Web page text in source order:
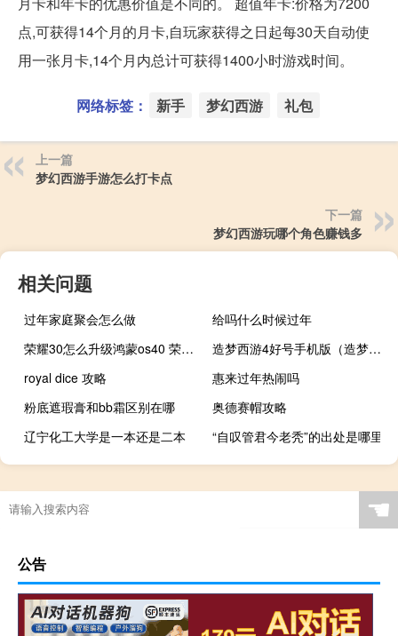
点,可获得14个月的月卡,自玩家获得之日起每30天自动使
用一张月卡,14个月内总计可获得1400小时游戏时间。
网络标签： 新手 梦幻西游 礼包
上一篇
梦幻西游手游怎么打卡点
下一篇
梦幻西游玩哪个角色赚钱多
相关问题
过年家庭聚会怎么做
给吗什么时候过年
荣耀30怎么升级鸿蒙os40 荣耀30可以升级鸿蒙系统吗
造梦西游4好号手机版（造梦西游4好号85级）
royal dice 攻略
惠来过年热闹吗
粉底遮瑕膏和bb霜区别在哪
奥德赛帽攻略
辽宁化工大学是一本还是二本
“自叹管君今老秃”的出处是哪里
☚
公告